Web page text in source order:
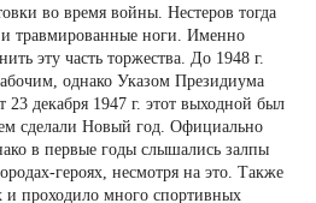
во время войны. Нестеров тогда
травмированные ноги. Именно
эту часть торжества. До 1948 г.
однако Указом Президиума
декабря 1947 г. этот выходной был
сделали Новый год. Официально
в первые годы слышались залпы
героях, несмотря на это. Также
и проходило много спортивных